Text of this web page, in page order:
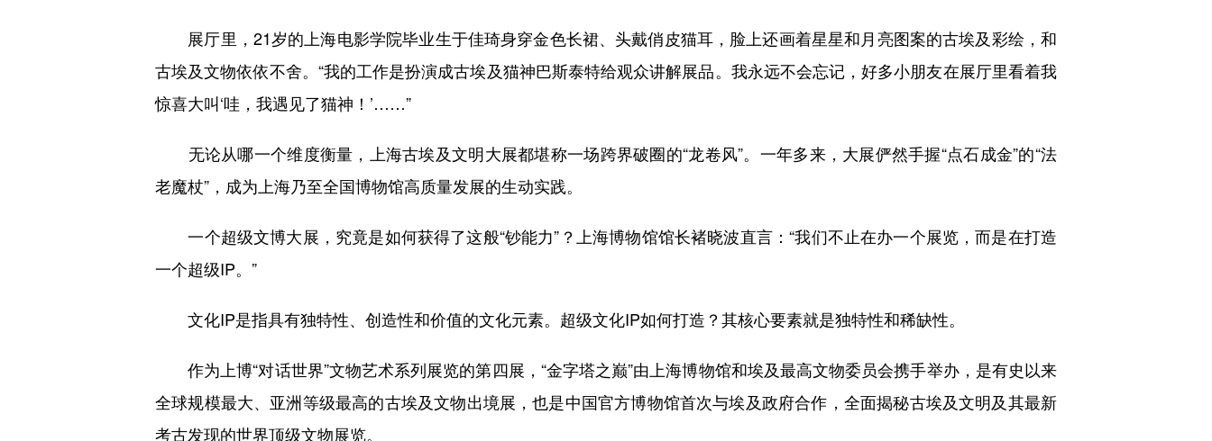
展厅里，21岁的上海电影学院毕业生于佳琦身穿金色长裙、头戴俏皮猫耳，脸上还画着星星和月亮图案的古埃及彩绘，和
古埃及文物依依不舍。“我的工作是扮演成古埃及猫神巴斯泰特给观众讲解展品。我永远不会忘记，好多小朋友在展厅里看着我
惊喜大叫‘哇，我遇见了猫神！’……”
无论从哪一个维度衡量，上海古埃及文明大展都堪称一场跨界破圈的“龙卷风”。一年多来，大展俨然手握“点石成金”的“法
老魔杖”，成为上海乃至全国博物馆高质量发展的生动实践。
一个超级文博大展，究竟是如何获得了这般“钞能力”？上海博物馆馆长褚晓波直言：“我们不止在办一个展览，而是在打造
一个超级IP。”
文化IP是指具有独特性、创造性和价值的文化元素。超级文化IP如何打造？其核心要素就是独特性和稀缺性。
作为上博“对话世界”文物艺术系列展览的第四展，“金字塔之巅”由上海博物馆和埃及最高文物委员会携手举办，是有史以来
全球规模最大、亚洲等级最高的古埃及文物出境展，也是中国官方博物馆首次与埃及政府合作，全面揭秘古埃及文明及其最新
考古发现的世界顶级文物展览。